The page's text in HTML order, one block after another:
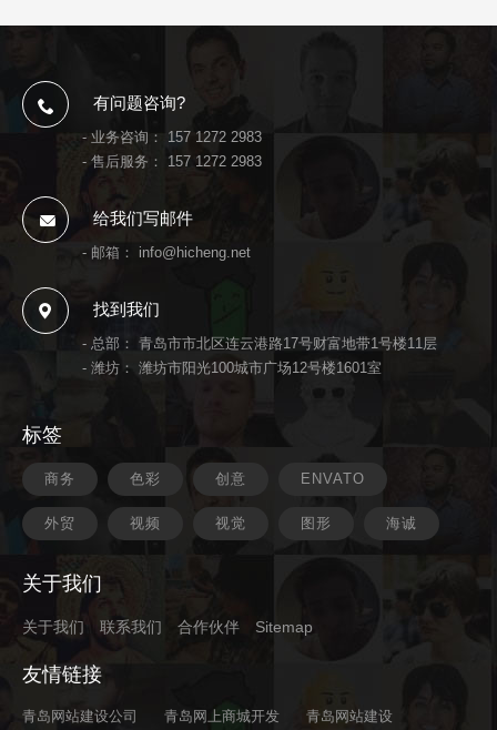
有问题咨询?
- 业务咨询： 157 1272 2983
- 售后服务： 157 1272 2983
给我们写邮件
- 邮箱： info@hicheng.net
找到我们
- 总部： 青岛市市北区连云港路17号财富地带1号楼11层
- 潍坊： 潍坊市阳光100城市广场12号楼1601室
标签
商务 色彩 创意 ENVATO
外贸 视频 视觉 图形 海诚
关于我们
关于我们 联系我们 合作伙伴 Sitemap
友情链接
青岛网站建设公司 青岛网上商城开发 青岛网站建设